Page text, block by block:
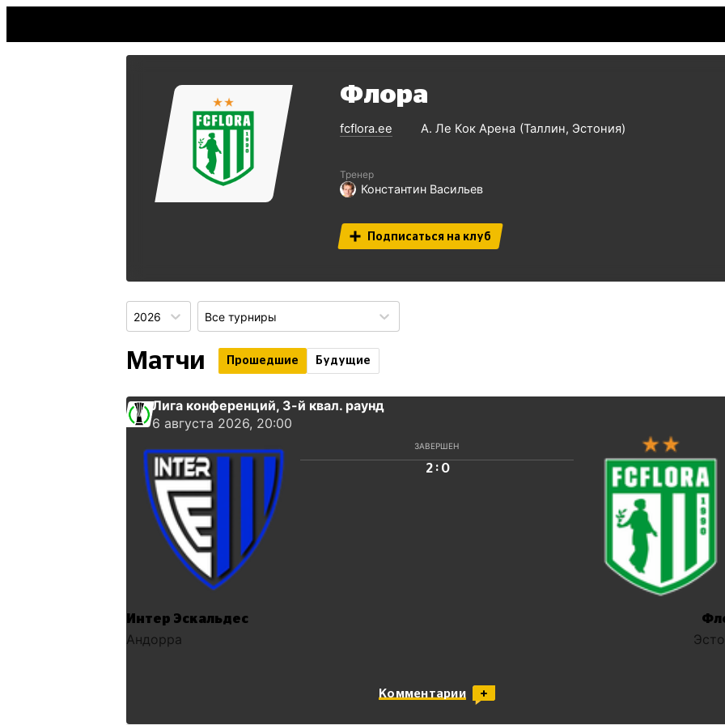
Флора
fcflora.ee А. Ле Кок Арена Таллин Эстония
Тренер
Константин Васильев
Подписаться на клуб
2026 Все турниры
Матчи Прошедшие Будущие
Лига конференций, 3-й квал. раунд
6 августа 2026, 20:00
ЗАВЕРШЕН
2 : 0
Интер Эскальдес
Андорра
Комментарии